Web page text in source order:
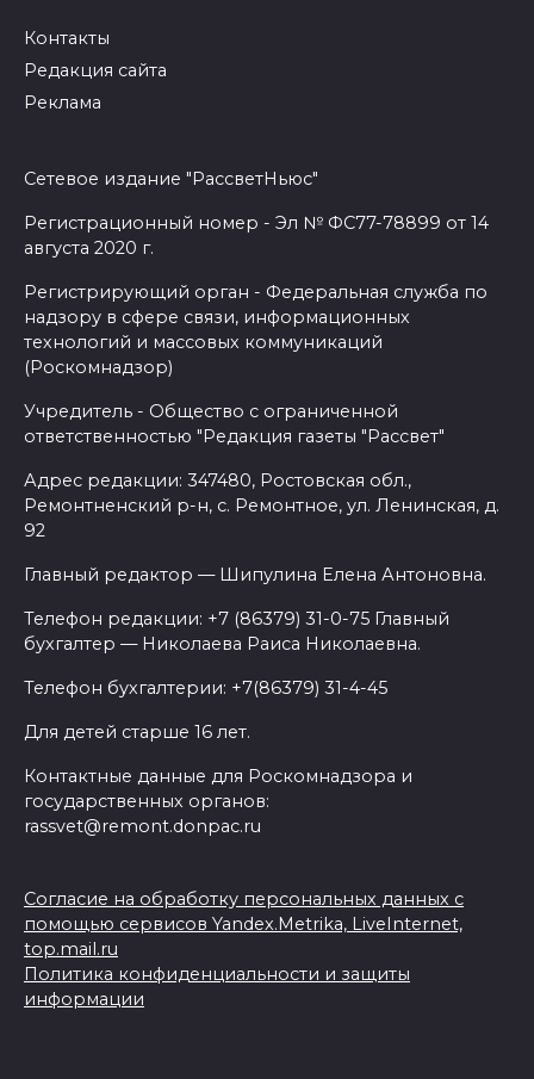
Контакты
Редакция сайта
Реклама
Сетевое издание "РассветНьюс"
Регистрационный номер - Эл № ФС77-78899 от 14
августа 2020 г.
Регистрирующий орган - Федеральная служба по
надзору в сфере связи, информационных
технологий и массовых коммуникаций
(Роскомнадзор)
Учредитель - Общество с ограниченной
ответственностью "Редакция газеты "Рассвет"
Адрес редакции: 347480, Ростовская обл.,
Ремонтненский р-н, с. Ремонтное, ул. Ленинская, д.
92
Главный редактор — Шипулина Елена Антоновна.
Телефон редакции: +7 (86379) 31-0-75 Главный
бухгалтер — Николаева Раиса Николаевна.
Телефон бухгалтерии: +7(86379) 31-4-45
Для детей старше 16 лет.
Контактные данные для Роскомнадзора и
государственных органов:
rassvet@remont.donpac.ru
Согласие на обработку персональных данных с
помощью сервисов Yandex.Metrika, LiveInternet,
top.mail.ru
Политика конфиденциальности и защиты
информации